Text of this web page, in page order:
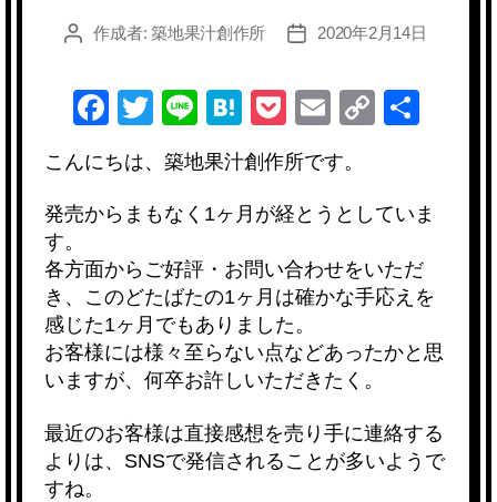
投
作成者:築地果汁創作所
投
2020年2月14日
F
c
e
o
o
k
T
wi
tt
er
Li
n
e
H
at
e
n
a
P
o
ck
et
E
m
ail
C
y
n
k
共
こんにちは、築地果汁創作所です。
発売からまもなく1ヶ月が経とうとしていま
す。
各方面からご好評・お問い合わせをいただ
き、このどたばたの1ヶ月は確かな手応えを
感じた1ヶ月でもありました。
お客様には様々至らない点などあったかと思
いますが、何卒お許しいただきたく。
最近のお客様は直接感想を売り手に連絡する
よりは、SNSで発信されることが多いようで
すね。